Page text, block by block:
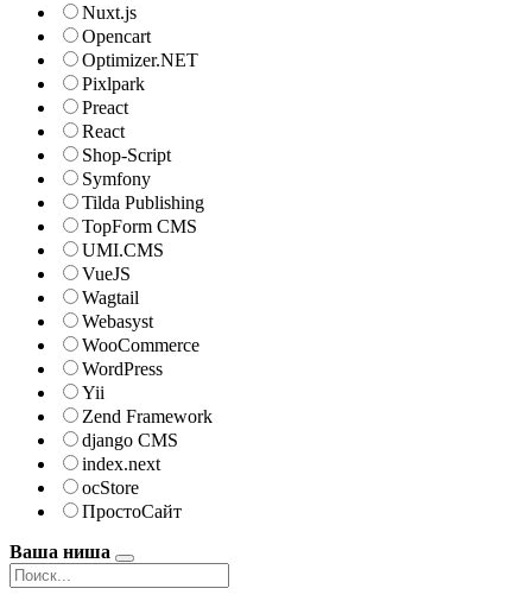
Nuxt.js
Opencart
Optimizer.NET
Pixlpark
Preact
React
Shop-Script
Symfony
Tilda Publishing
TopForm CMS
UMI.CMS
VueJS
Wagtail
Webasyst
WooCommerce
WordPress
Yii
Zend Framework
django CMS
index.next
ocStore
ПростоСайт
Ваша ниша